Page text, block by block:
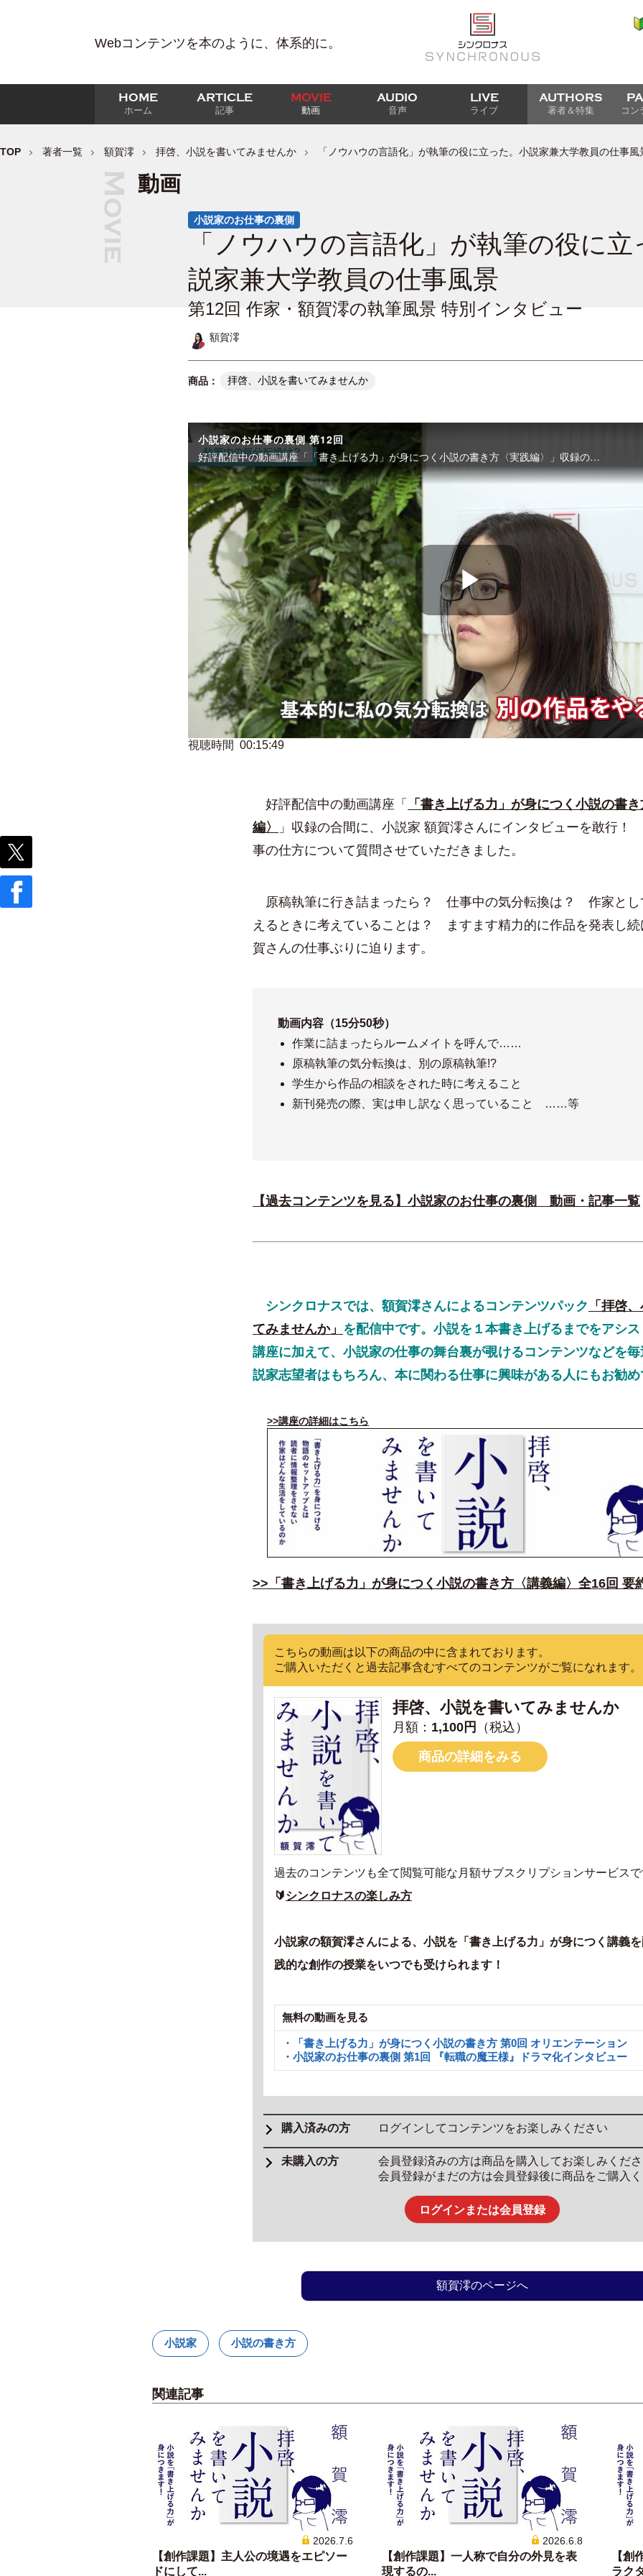
Webコンテンツを本のように、体系的に。
HOME
ホーム
ARTICLE
記事
MOVIE
動画
AUDIO
音声
LIVE
ライブ
AUTHORS
著者＆特集 コン
TOP 著者一覧 額賀澪 拝啓、小説を書いてみませんか 「ノウハウの言語化」が執筆の役に立った。小説家兼大学教員の仕事風
動画
小説家のお仕事の裏側
「ノウハウの言語化」が執筆の役に
説家兼大学教員の仕事風景
第12回 作家・額賀澪の執筆風景 特別インタビュー
額賀澪
拝啓、小説を書いてみませんか
小説家のお仕事の裏側 第12回
好評配信中の動画講座「「書き上げる力」が身につく小説の書き方〈実践編〉」収録の合間に、小説家 額賀澪さんにインタビューを敢行！ 普段のお仕事の仕方について質問させていただきました。
P
l
y
V
d
e
視聴時間 00:15:49
好評配信中の動画講座「
「書き上げる力」が身につく小説の書
編〉
」収録の合間に、小説家 額賀澪さんにインタビューを敢行
事の仕方について質問させていただきました。
原稿執筆に行き詰まったら？ 仕事中の気分転換は？ 作家とし
えるときに考えていることは？ ますます精力的に作品を発表し続
賀さんの仕事ぶりに迫ります。
動画内容（15分50秒）
作業に詰まったらルームメイトを呼んで……
原稿執筆の気分転換は、別の原稿執筆!?
学生から作品の相談をされた時に考えること
新刊発売の際、実は申し訳なく思っていること ……等
【過去コンテンツを見る】小説家のお仕事の裏側 動画・記事一覧
シンクロナスでは、額賀澪さんによるコンテンツパック 「拝啓
てみませんか」 を配信中です。小説を１本書き上げるまでをアシ
講座に加えて、小説家の仕事の舞台裏が覗けるコンテンツなどを
説家志望者はもちろん、本に関わる仕事に興味がある人にもお勧
>>講座の詳細はこちら
>>「書き上げる力」が身につく小説の書き方〈講義編〉全16回 要
こちらの動画は以下の商品の中に含まれております。
ご購入いただくと過去記事含むすべてのコンテンツがご覧になれます。
拝啓、小説を書いてみませんか
月額： 1,100円 （税込）
商品の詳細をみる
過去のコンテンツも全て閲覧可能な月額サブスクリプションサービス
🔰シンクロナスの楽しみ方
小説家の額賀澪さんによる、小説を「書き上げる力」が身につく講義
践的な創作の授業をいつでも受けられます！
無料の動画を見る
・「書き上げる力」が身につく小説の書き方 第0回 オリエンテーション
・小説家のお仕事の裏側 第1回 『転職の魔王様』ドラマ化インタビュー
ログインしてコンテンツをお楽しみください
会員登録済みの方は商品を購入してお楽しみくだ
会員登録がまだの方は会員登録後に商品をご購入
ログインまたは会員登録
額賀澪のページへ
小説家 小説の書き方
関連記事
2026.7.6
【創作課題】主人公の境遇をエピソー
ドにして...
2026.6.8
【創作課題】一人称で自分の外見を表
現するの...
【創
ラク